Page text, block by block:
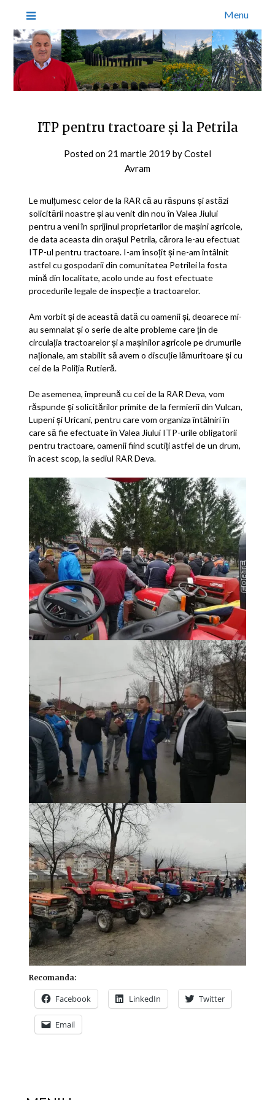
Menu
ITP pentru tractoare şi la Petrila
Posted on 21 martie 2019 byCostel
Avram
Le mulțumesc celor de la RAR că au răspuns și astăzi
solicitării noastre și au venit din nou în Valea Jiului
pentru a veni în sprijinul proprietarilor de mașini agricole,
de data aceasta din orașul Petrila, cărora le-au efectuat
ITP-ul pentru tractoare. I-am însoțit și ne-am întâlnit
astfel cu gospodarii din comunitatea Petrilei la fosta
mină din localitate, acolo unde au fost efectuate
procedurile legale de inspecție a tractoarelor.
Am vorbit și de această dată cu oamenii și, deoarece mi-
au semnalat și o serie de alte probleme care țin de
circulația tractoarelor și a mașinilor agricole pe drumurile
naționale, am stabilit să avem o discuție lămuritoare și cu
cei de la Poliția Rutieră.
De asemenea, împreună cu cei de la RAR Deva, vom
răspunde și solicitărilor primite de la fermierii din Vulcan,
Lupeni și Uricani, pentru care vom organiza întâlniri în
care să fie efectuate în Valea Jiului ITP-urile obligatorii
pentru tractoare, oamenii fiind scutiți astfel de un drum,
în acest scop, la sediul RAR Deva.
Recomanda:
Facebook LinkedIn Twitter
Email